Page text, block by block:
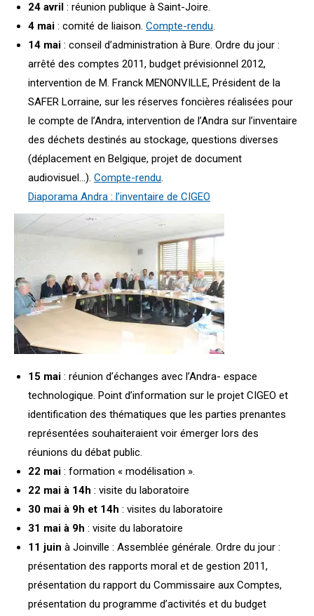
24 avril : réunion publique à Saint-Joire.
4 mai : comité de liaison. Compte-rendu.
14 mai : conseil d’administration à Bure. Ordre du jour :
arrêté des comptes 2011, budget prévisionnel 2012,
intervention de M. Franck MENONVILLE, Président de la
SAFER Lorraine, sur les réserves foncières réalisées pour
le compte de l’Andra, intervention de l’Andra sur l’inventaire
des déchets destinés au stockage, questions diverses
(déplacement en Belgique, projet de document
audiovisuel…). Compte-rendu.
Diaporama Andra : l’inventaire de CIGEO
15 mai : réunion d’échanges avec l’Andra- espace
technologique. Point d’information sur le projet CIGEO et
identification des thématiques que les parties prenantes
représentées souhaiteraient voir émerger lors des
réunions du débat public.
22 mai : formation « modélisation ».
22 mai à 14h : visite du laboratoire
30 mai à 9h et 14h : visites du laboratoire
31 mai à 9h : visite du laboratoire
11 juin à Joinville : Assemblée générale. Ordre du jour :
présentation des rapports moral et de gestion 2011,
présentation du rapport du Commissaire aux Comptes,
présentation du programme d’activités et du budget